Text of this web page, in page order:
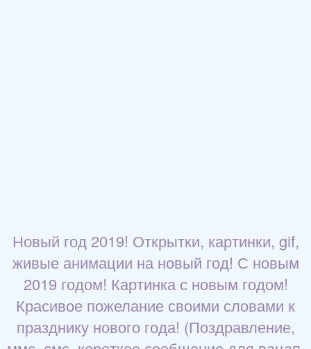
Новый год 2019! Открытки, картинки, gif,
живые анимации на новый год! С новым
2019 годом! Картинка с новым годом!
Красивое пожелание своими словами к
празднику нового года! (Поздравление,